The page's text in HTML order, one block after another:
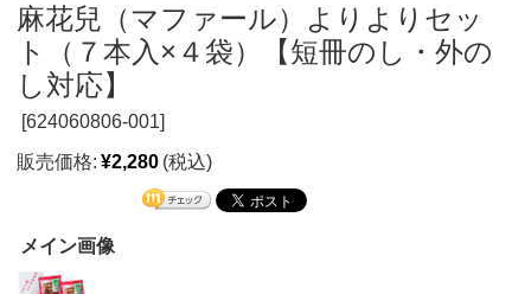
麻花兒（マファール）よりよりセッ
ト（７本入×４袋）【短冊のし・外の
し対応】
[624060806-001]
販売価格: ¥2,280 (税込)
メイン画像